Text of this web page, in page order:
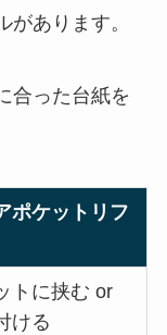
があります。
合った台紙を
ポケットリフ
トに挟む or
ける